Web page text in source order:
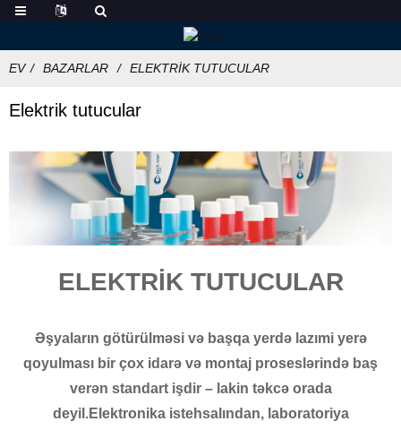
EV BAZARLAR ELEKTRIK TUTUCULAR
Elektrik tutucular
ELEKTRİK TUTUCULAR
Əşyaların götürülməsi və başqa yerdə lazımi yerə
qoyulması bir çox idarə və montaj proseslərində baş
verən standart işdir – lakin təkcə orada
deyil.Elektronika istehsalından, laboratoriya